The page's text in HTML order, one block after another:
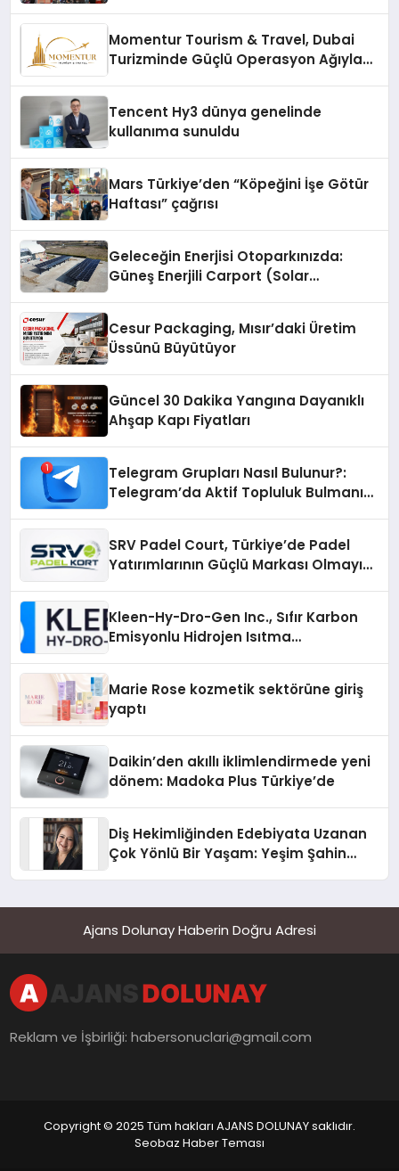
Momentur Tourism & Travel, Dubai
Turizminde Güçlü Operasyon Ağıyla
Tencent Hy3 dünya genelinde
kullanıma sunuldu
Mars Türkiye’den “Köpeğini İşe Götür
Haftası” çağrısı
Geleceğin Enerjisi Otoparkınızda:
Güneş Enerjili Carport (Solar
Cesur Packaging, Mısır’daki Üretim
Üssünü Büyütüyor
Güncel 30 Dakika Yangına Dayanıklı
Ahşap Kapı Fiyatları
Telegram Grupları Nasıl Bulunur?:
Telegram’da Aktif Topluluk Bulmanın
SRV Padel Court, Türkiye’de Padel
Yatırımlarının Güçlü Markası Olmayı
Kleen-Hy-Dro-Gen Inc., Sıfır Karbon
Emisyonlu Hidrojen Isıtma
Marie Rose kozmetik sektörüne giriş
yaptı
Daikin’den akıllı iklimlendirmede yeni
dönem: Madoka Plus Türkiye’de
Diş Hekimliğinden Edebiyata Uzanan
Çok Yönlü Bir Yaşam: Yeşim Şahin
Ajans Dolunay Haberin Doğru Adresi
Reklam ve İşbirliği:habersonuclari@gmail.com
Copyright © 2025 Tüm hakları AJANS DOLUNAY saklıdır.
Seobaz Haber Teması